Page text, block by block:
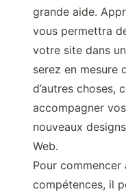
grande aide.
vous permettra
votre site dans
serez en mesure
d’autres choses,
accompagner
nouveaux
Web.
Pour
compétences, il